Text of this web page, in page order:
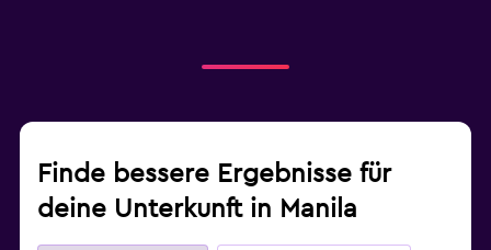
Finde bessere Ergebnisse für
deine Unterkunft in Manila